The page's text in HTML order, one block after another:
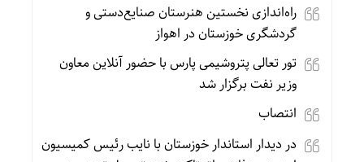
راه‌اندازی نخستین هنرستان صنایع‌دستی و
گردشگری خوزستان در اهواز
تور تعالی پتروشیمی پارس با حضور آنلاین معاون
وزیر نفت برگزار شد
انتصاب
در دیدار استاندار خوزستان با نایب رئیس کمیسیون